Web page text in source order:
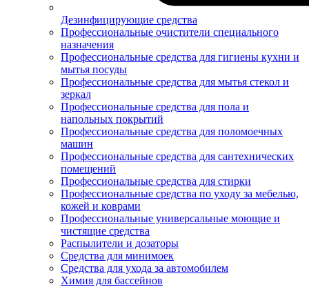
Дезинфицирующие средства
Профессиональные очистители специального
назначения
Профессиональные средства для гигиены кухни и
мытья посуды
Профессиональные средства для мытья стекол и
зеркал
Профессиональные средства для пола и
напольных покрытий
Профессиональные средства для поломоечных
машин
Профессиональные средства для сантехнических
помещений
Профессиональные средства для стирки
Профессиональные средства по уходу за мебелью,
кожей и коврами
Профессиональные универсальные моющие и
чистящие средства
Распылители и дозаторы
Средства для минимоек
Средства для ухода за автомобилем
Химия для бассейнов